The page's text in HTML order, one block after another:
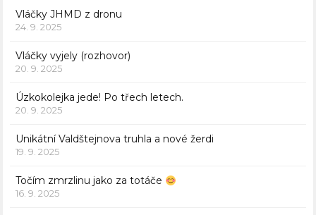
Vláčky JHMD z dronu
24. 9. 2025
Vláčky vyjely (rozhovor)
20. 9. 2025
Úzkokolejka jede! Po třech letech.
20. 9. 2025
Unikátní Valdštejnova truhla a nové žerdi
19. 9. 2025
Točím zmrzlinu jako za totáče
16. 9. 2025